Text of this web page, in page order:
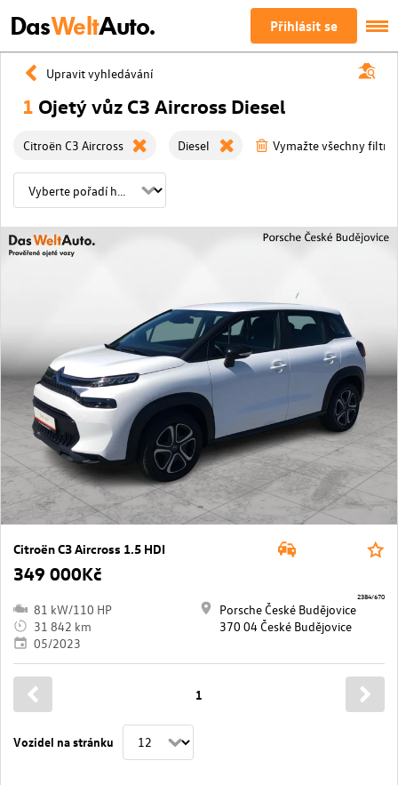
DasWeltAuto. Přihlásit se
Upravit vyhledávání
1 Ojetý vůz C3 Aircross Diesel
Citroën C3 Aircross Diesel Vymažte všechny filtry
Citroën C3 Aircross 1.5 HDI
349 000Kč
81 kW/110 HP
31 842 km
05/2023
Porsche České Budějovice
370 04 České Budějovice
2384/670
Vozidel na stránku
1